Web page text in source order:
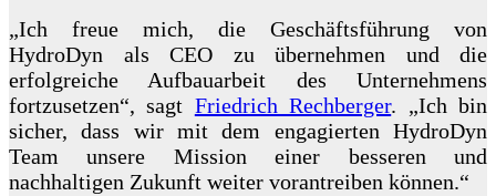
„Ich freue mich, die Geschäftsführung von
HydroDyn als CEO zu übernehmen und die
erfolgreiche Aufbauarbeit des Unternehmens
fortzusetzen“, sagt Friedrich Rechberger. „Ich bin
sicher, dass wir mit dem engagierten HydroDyn
Team unsere Mission einer besseren und
nachhaltigen Zukunft weiter vorantreiben können.“